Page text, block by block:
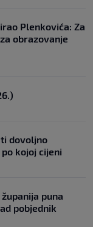
Plenkovića: Za
obrazovanje
dovoljno
kojoj cijeni
puna
pobjednik